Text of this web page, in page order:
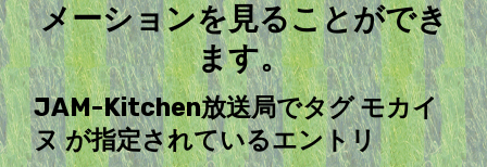
メーションを見ることができ
ます。
JAM-Kitchen放送局でタグ モカイ
ヌ が指定されているエントリ